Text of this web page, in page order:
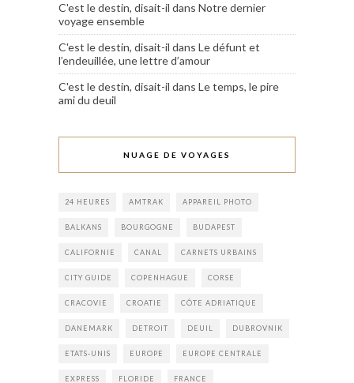
C'est le destin, disait-il dans Notre dernier
voyage ensemble
C'est le destin, disait-il dans Le défunt et
l’endeuillée, une lettre d’amour
C'est le destin, disait-il dans Le temps, le pire
ami du deuil
NUAGE DE VOYAGES
24 HEURES AMTRAK APPAREIL PHOTO
BALKANS BOURGOGNE BUDAPEST
CALIFORNIE CANAL CARNETS URBAINS
CITY GUIDE COPENHAGUE CORSE
CRACOVIE CROATIE CÔTE ADRIATIQUE
DANEMARK DETROIT DEUIL DUBROVNIK
ETATS-UNIS EUROPE EUROPE CENTRALE
EXPRESS FLORIDE FRANCE